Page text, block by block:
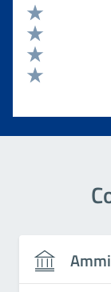
Valuta 5 stelle
Valuta 4 stelle
Valuta 3 stelle
Valuta 2 stelle